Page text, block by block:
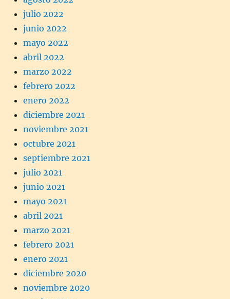
julio 2022
junio 2022
mayo 2022
abril 2022
marzo 2022
febrero 2022
enero 2022
diciembre 2021
noviembre 2021
octubre 2021
septiembre 2021
julio 2021
junio 2021
mayo 2021
abril 2021
marzo 2021
febrero 2021
enero 2021
diciembre 2020
noviembre 2020